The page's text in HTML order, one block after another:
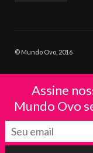
© Mundo Ovo, 2016
Assine
Mundo Ovo